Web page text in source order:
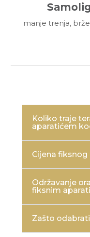
manje trenja,
Koliko traje
aparatićem
Cijena fiksnog
Održavanje
fiksnim
Zašto